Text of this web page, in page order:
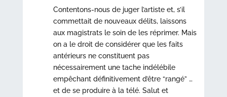
Contentons-nous de juger l’artiste et, s’il
commettait de nouveaux délits, laissons
aux magistrats le soin de les réprimer. Mais
on a le droit de considérer que les faits
antérieurs ne constituent pas
nécessairement une tache indélébile
empêchant définitivement d’être “rangé” …
et de se produire à la télé. Salut et